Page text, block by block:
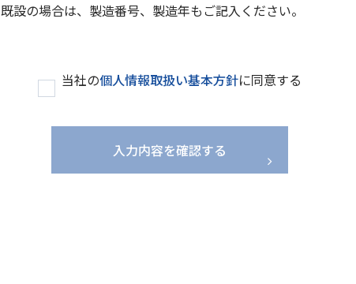
既設の場合は、製造番号、製造年もご記入ください。
当社の個人情報取扱い基本方針に同意する
入力内容を確認する